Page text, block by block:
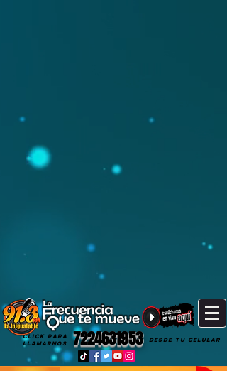
7224631953
CLICK PARA
LLAMARNOS
DESDE TU CELULAR